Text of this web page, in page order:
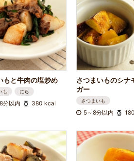
もと牛肉の塩炒め
も にら
分以内 380 kcal
さつまいものシナ
ガー
さつまいも
5～8分以内